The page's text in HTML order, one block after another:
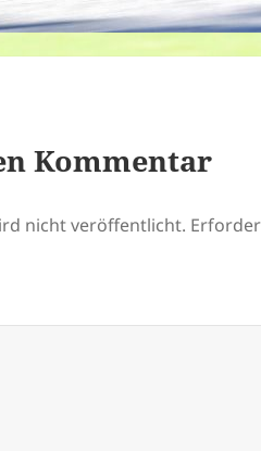
Kommentar
nicht veröffentlicht.